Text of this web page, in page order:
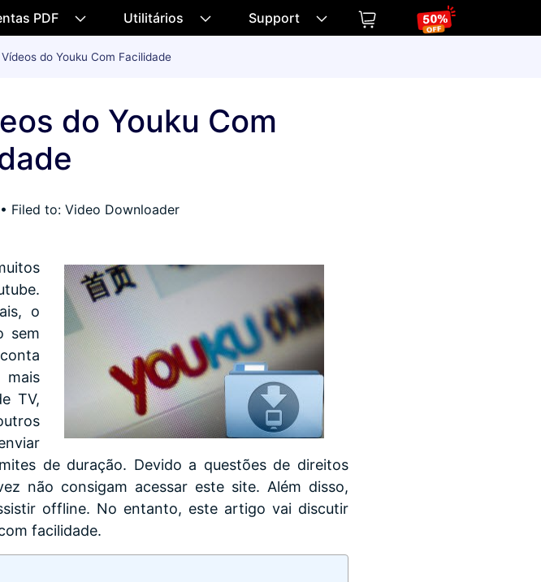
PDF Utilitários Support
do Youku Com Facilidade
do Youku Com
• Filed to: Video Downloader
o
sem
TV,
de duração. Devido a questões de direitos
não consigam acessar este site. Além disso,
offline. No entanto, este artigo vai discutir
facilidade.